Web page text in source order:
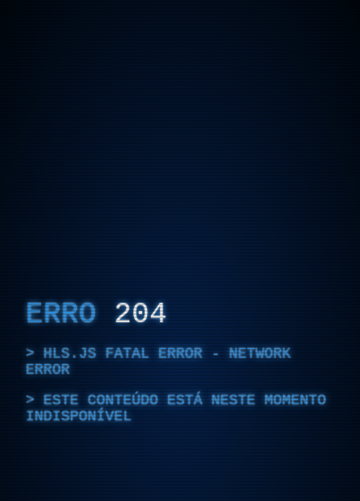
ERRO 204
HLS.JS FATAL ERROR - NETWORK
ERROR
ESTE CONTEÚDO ESTÁ NESTE MOMENTO
INDISPONÍVEL